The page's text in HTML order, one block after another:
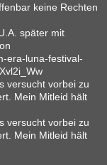
keine Rechten
später mit
era-luna-festival-
versucht vorbei zu
Mein Mitleid hält
versucht vorbei zu
Mein Mitleid hält